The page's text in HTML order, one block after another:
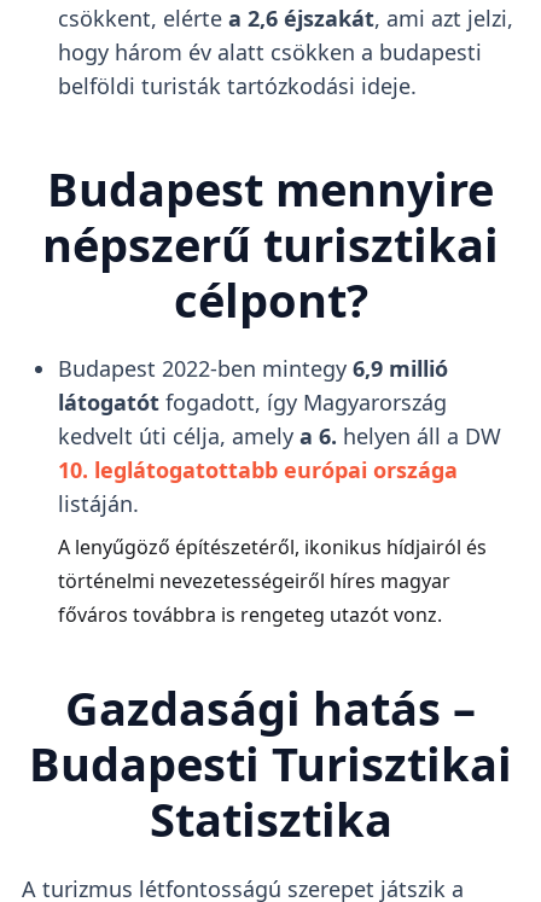
csökkent, elérte a 2,6 éjszakát, ami azt jelzi,
hogy három év alatt csökken a budapesti
belföldi turisták tartózkodási ideje.
Budapest mennyire
népszerű turisztikai
célpont?
Budapest 2022-ben mintegy 6,9 millió
látogatótfogadott, így Magyarország
kedvelt úti célja, amely a 6. helyen áll a DW
10. leglátogatottabb európai országa
listáján.
A lenyűgöző építészetéről, ikonikus hídjairól és
történelmi nevezetességeiről híres magyar
főváros továbbra is rengeteg utazót vonz.
Gazdasági hatás –
Budapesti Turisztikai
Statisztika
A turizmus létfontosságú szerepet játszik a